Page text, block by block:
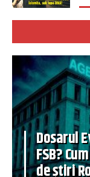
Dosarul
FSB?
de știri